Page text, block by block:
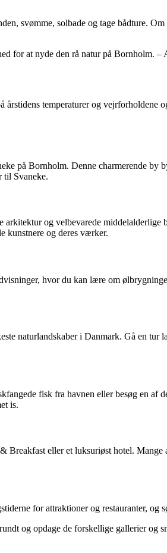
svømme, solbade og tage bådture.
for at nyde den rå natur på Bornholm. –
temperaturer og vejrforholdene
på Bornholm. Denne charmerende
til Svaneke.
og velbevarede middelalderlige
kunstnere og deres værker.
hvor du kan lære om
naturlandskaber i Danmark. Gå en
fisk fra havnen eller besøg en af
is.
eller et luksuriøst hotel.
for attraktioner og restauranter,
og opdage de forskellige gallerier og